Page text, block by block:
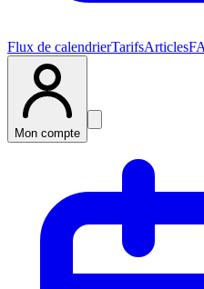
Flux de calendrierTarifsArticles
Mon compte